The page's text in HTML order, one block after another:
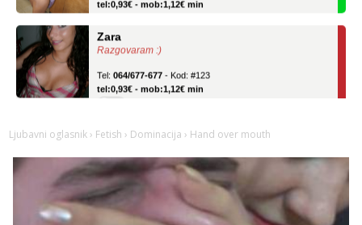
Razgovaram :)
tel:0,93€ - mob:1,12€ min
Obavijesti me kada se oslobodi
Čekam tvoj poziv!
Tel:064/677-677- Kod: #142
tel:0,93€ - mob:1,12€ min
Ljubavni oglasnik › Fetish › Dominacija › Hand over mouth